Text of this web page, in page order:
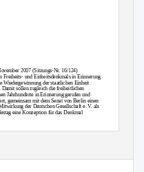
2007 (Sitzungs-Nr. 16/124)
Freiheits- und Einheitsdenkmals in Erinnerung
Wiedergewinnung der staatlichen Einheit
Damit sollen zugleich die freiheitlichen
Jahrhunderte in Erinnerung gerufen und
gemeinsam mit dem Senat von Berlin einen
der Deutschen Gesellschaft e. V. als
eine Konzeption für das Denkmal
über das finanzielle Volumen und die